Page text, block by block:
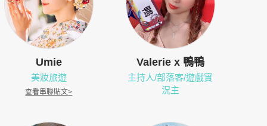
Umie
美妝旅遊
查看串聯貼文>
Valerie x 鴨鴨
主持人/部落客/遊戲實
況主